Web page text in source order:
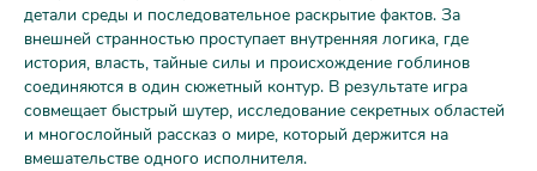
детали среды и последовательное раскрытие фактов. За
внешней странностью проступает внутренняя логика, где
история, власть, тайные силы и происхождение гоблинов
соединяются в один сюжетный контур. В результате игра
совмещает быстрый шутер, исследование секретных областей
и многослойный рассказ о мире, который держится на
вмешательстве одного исполнителя.